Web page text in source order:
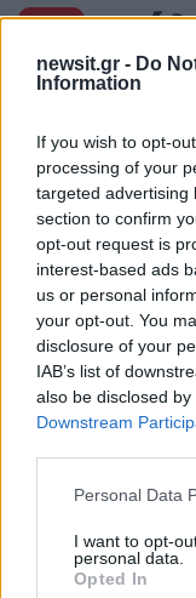
newsit.gr - Do
Information
If you wish to opt-
processing of your
targeted advertising
section to confirm
opt-out request is
interest-based ads
us or personal
your opt-out. You
disclosure of your
IAB’s list of
also be disclosed
Downstream
Please note that
not limited to your
grant or deny
use your data for
Personal Data
I want to opt-
personal data.
Opted In
Πολιτική Απορρήτου&
BOEING